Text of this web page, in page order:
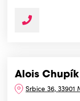
Alois Chupík
Srbice 36, 33901